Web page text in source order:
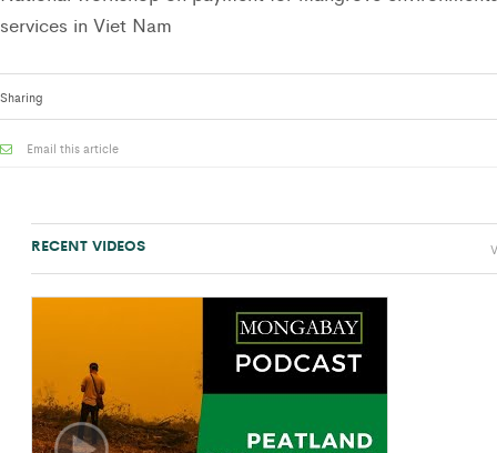
services in Viet Nam
Sharing
Email this article
RECENT VIDEOS